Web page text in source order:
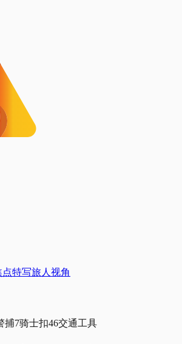
点特写旅人视角